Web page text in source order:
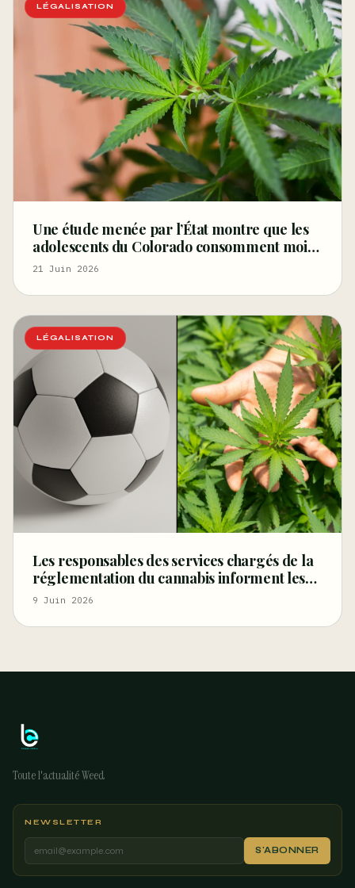
LÉGALISATION
Une étude menée par l’État montre que les
adolescents du Colorado consomment moins
de cannabis aujourd’hui qu’avant la
principal des
21 Juin 2026
LÉGALISATION
Les responsables des services chargés de la
réglementation du cannabis informent les
supporters de la Coupe du monde sur la
9 Juin 2026
Toute l'actualité Weed
NEWSLETTER
S'ABONNER